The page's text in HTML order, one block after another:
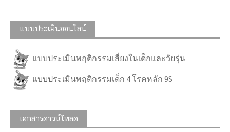
แบบประเมินออนไลน์
แบบประเมินพฤติกรรมเสี่ยงในเด็กและวัยรุ่น
แบบประเมินพฤติกรรมเด็ก 4 โรคหลัก 9S
เอกสารดาวน์โหลด